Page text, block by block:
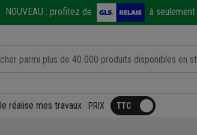
NOUVEAU : profitez de à seulement
réalise mes travaux PRIX